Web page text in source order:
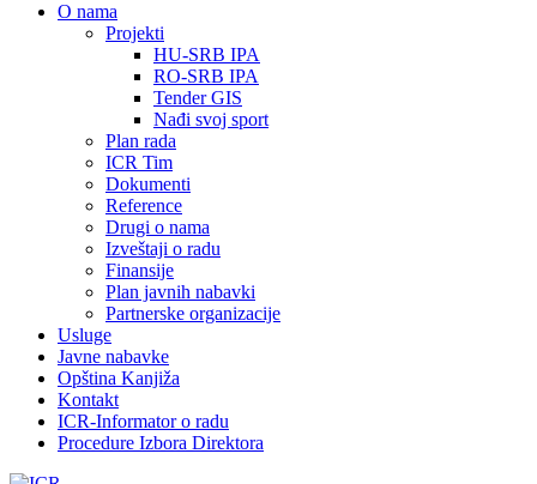
О nama
Projekti
HU-SRB IPA
RO-SRB IPA
Tender GIS
Nađi svoj sport
Plan rada
ICR Tim
Dokumenti
Reference
Drugi o nama
Izveštaji o radu
Finansije
Plan javnih nabavki
Partnerske organizacije
Usluge
Javne nabavke
Opština Kanjiža
Kontakt
ICR-Informator o radu
Procedure Izbora Direktora